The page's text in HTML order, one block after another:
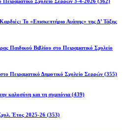
Το «Επισκεπτήριο Αγάπης» της Δ’ Τάξης
Παιδικού Βιβλίου στο Πειραματικό Σχολείο
Πειραματικό Δημοτικό Σχολείο Σερρών (355)
καλοσύνη και τη συμπόνια (439)
Έτος 2025-26 (353)